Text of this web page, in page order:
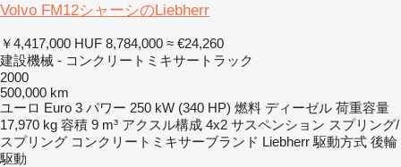
Volvo FM12シャーシのLiebherr
￥4,417,000 HUF 8,784,000 ≈ €24,260
建設機械 - コンクリートミキサートラック
2000
500,000 km
ユーロ Euro 3 パワー 250 kW (340 HP) 燃料 ディーゼル 荷重容量
17,970 kg 容積 9 m³ アクスル構成 4x2 サスペンション スプリング/
スプリング コンクリートミキサーブランド Liebherr 駆動方式 後輪
駆動